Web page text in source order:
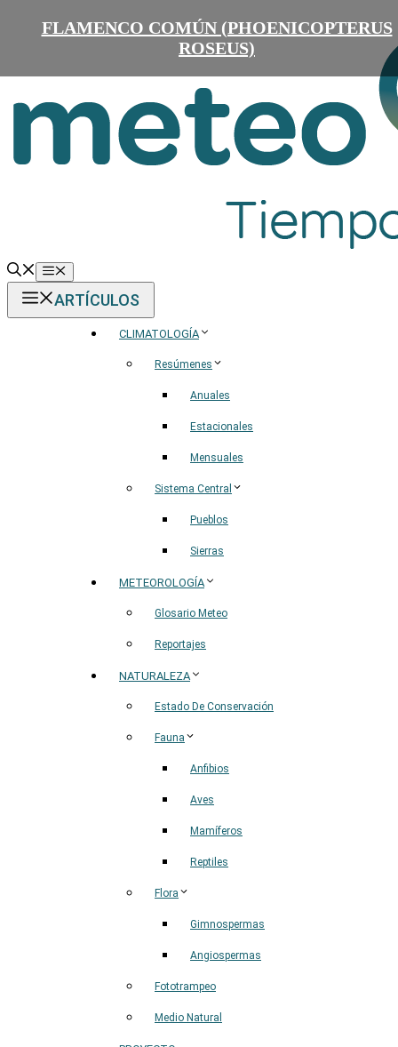
Menú
ARTÍCULOS
CLIMATOLOGÍA
Resúmenes
Anuales
Estacionales
Mensuales
Sistema Central
Pueblos
Sierras
METEOROLOGÍA
Glosario Meteo
Reportajes
NATURALEZA
Estado De Conservación
Fauna
Anfibios
Aves
Mamíferos
Reptiles
Flora
Gimnospermas
Angiospermas
Fototrampeo
Medio Natural
FLAMENCO COMÚN (PHOENICOPTERUS
ROSEUS)